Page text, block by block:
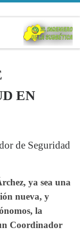
EN
de Seguridad
ya sea una
nueva, y
la
Coordinador